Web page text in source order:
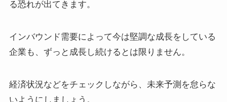
る恐れが出てきます。
インバウンド需要によって今は堅調な成長をしている
企業も、ずっと成長し続けるとは限りません。
経済状況などをチェックしながら、未来予測を怠らな
いようにしましょう。